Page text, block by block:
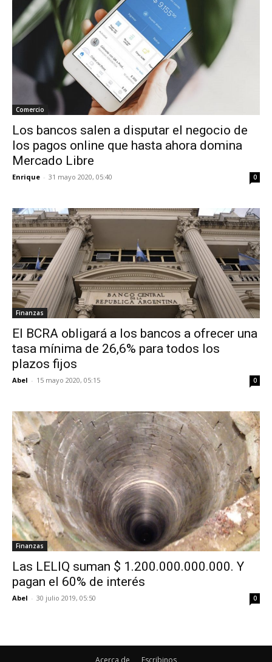
Comercio
Los bancos salen a disputar el negocio de
los pagos online que hasta ahora domina
Mercado Libre
Enrique - 31 mayo 2020, 05:40 0
Finanzas
El BCRA obligará a los bancos a ofrecer una
tasa mínima de 26,6% para todos los
plazos fijos
Abel - 15 mayo 2020, 05:15 0
Finanzas
Las LELIQ suman $ 1.200.000.000.000. Y
pagan el 60% de interés
Abel - 30 julio 2019, 05:50 0
Acerca de Escribinos